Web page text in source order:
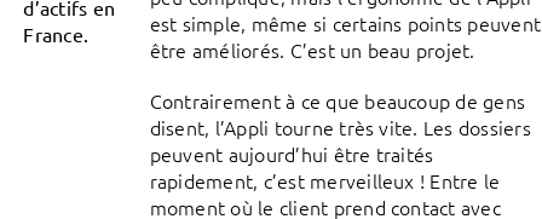
d’actifs en
France.
est simple, même si certains points peuvent
être améliorés. C’est un beau projet.
Contrairement à ce que beaucoup de gens
disent, l’Appli tourne très vite. Les dossiers
peuvent aujourd’hui être traités
rapidement, c’est merveilleux ! Entre le
moment où le client prend contact avec